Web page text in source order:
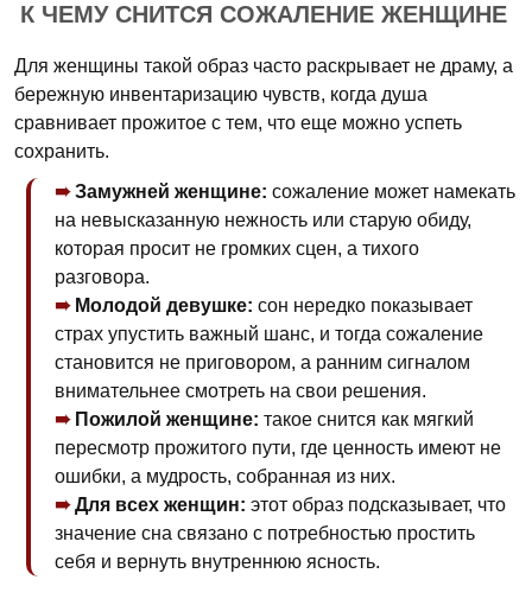
К ЧЕМУ СНИТСЯ СОЖАЛЕНИЕ ЖЕНЩИНЕ
Для женщины такой образ часто раскрывает не драму, а
бережную инвентаризацию чувств, когда душа
сравнивает прожитое с тем, что еще можно успеть
сохранить.
Замужней женщине: сожаление может намекать
на невысказанную нежность или старую обиду,
которая просит не громких сцен, а тихого
разговора.
Молодой девушке: сон нередко показывает
страх упустить важный шанс, и тогда сожаление
становится не приговором, а ранним сигналом
внимательнее смотреть на свои решения.
Пожилой женщине: такое снится как мягкий
пересмотр прожитого пути, где ценность имеют не
ошибки, а мудрость, собранная из них.
Для всех женщин: этот образ подсказывает, что
значение сна связано с потребностью простить
себя и вернуть внутреннюю ясность.